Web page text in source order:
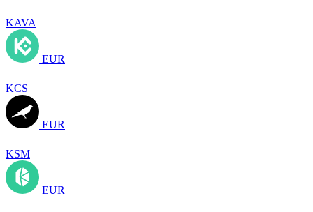
KAVA
EUR
KCS
EUR
KSM
EUR